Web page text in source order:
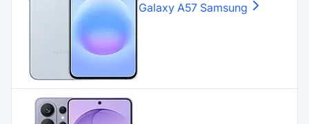
Galaxy A57 Samsung